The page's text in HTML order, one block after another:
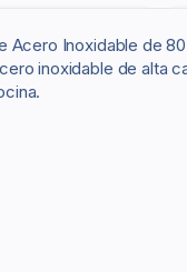
Acero Inoxidable de
inoxidable de alta